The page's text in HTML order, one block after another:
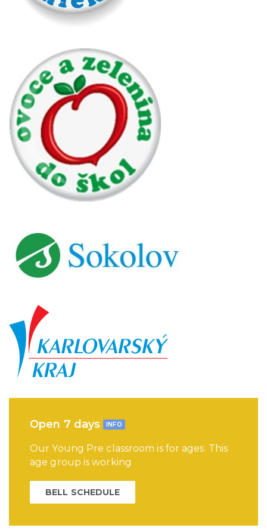
Open 7 days INFO
Our Young Pre classroom is for ages. This
age group is working
BELL SCHEDULE